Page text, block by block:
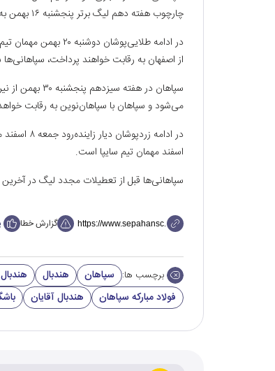
چارچوب هفته دهم لیگ برتر پنجشنبه ۱۶ بهمن به مصاف مس کرمان خواهند رفت.
در ادامه
از اصفهان به رقابت خواهند پرداخت، سپاهانی‌ها شنبه ۲۵ بهمن مهمان نفت و گاز
می‌شود و سپاهان با سپاهان‌نوین به رقابت
اسفند مهمان تیم سایپا است.
سپاهانی‌ها قبل از تعطیلات مجدد لیگ در آخرین دیدار جمعه ۲۲ اسفند در اصفهان به مصاف
گزارش خطا
برچسب ها: سپاهان هندبال
فولاد مبارکه سپاهان
هندبال آقایان